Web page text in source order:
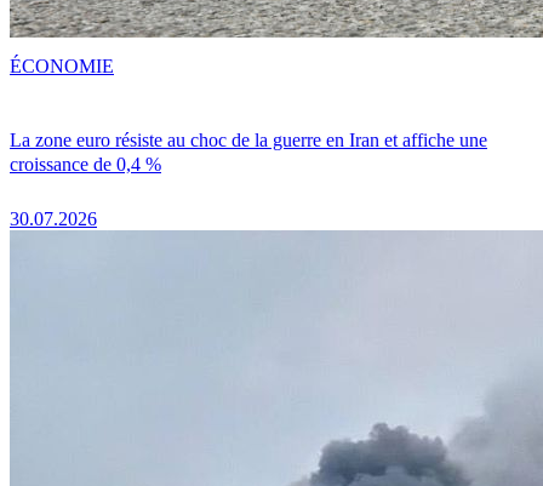
La zone euro résiste au choc de la guerre en Iran et affiche une
croissance de 0,4 %
30.07.2026
ÉCONOMIE